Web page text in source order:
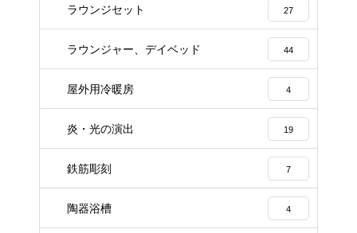
ラウンジセット 27
ラウンジャー、デイベッド 44
屋外用冷暖房 4
炎・光の演出 19
鉄筋彫刻 7
陶器浴槽 4